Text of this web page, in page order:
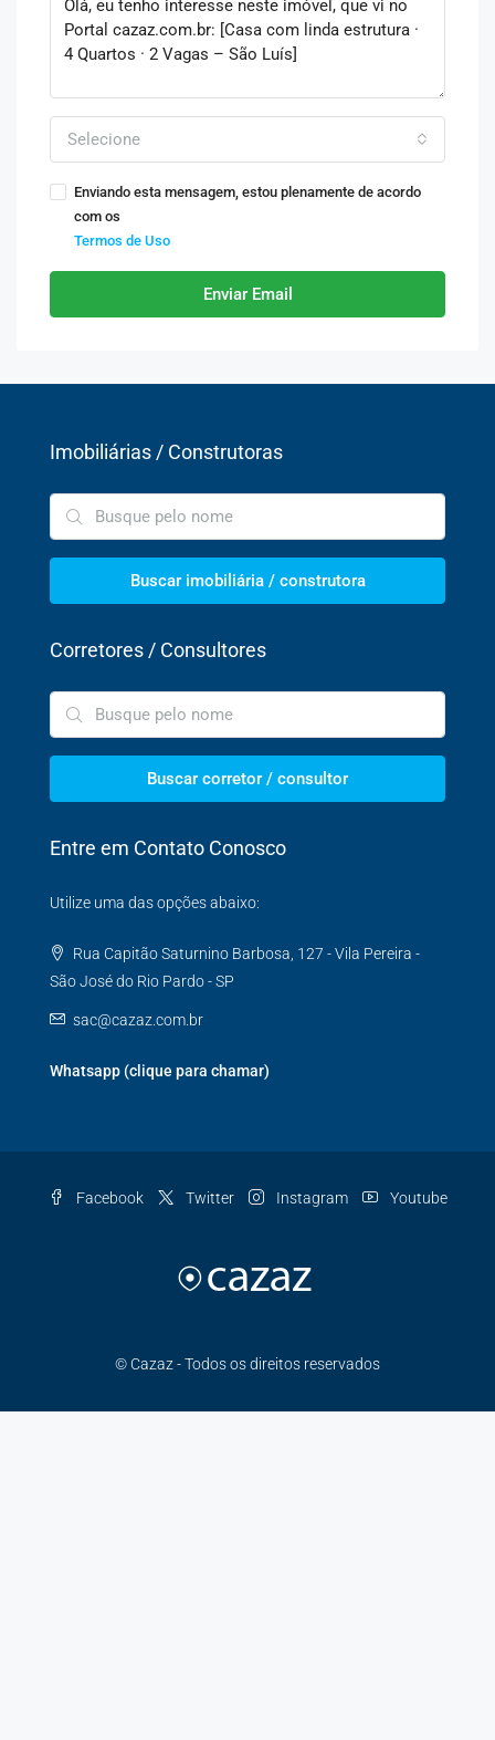
Selecione
Enviando esta mensagem, estou plenamente de acordo
com os
Termos de Uso
Enviar Email
Imobiliárias / Construtoras
Buscar imobiliária / construtora
Corretores / Consultores
Buscar corretor / consultor
Entre em Contato Conosco
Utilize uma das opções abaixo:
Rua Capitão Saturnino Barbosa, 127 - Vila Pereira -
São José do Rio Pardo - SP
sac@cazaz.com.br
Whatsapp (clique para chamar)
Facebook Twitter Instagram Youtube
© Cazaz - Todos os direitos reservados